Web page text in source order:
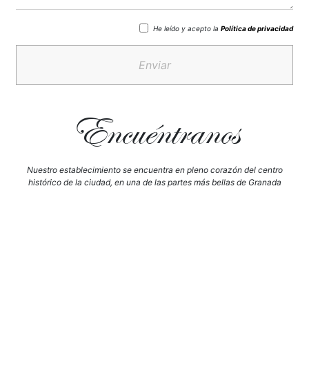
He leído y acepto la Política de privacidad
Enviar
Encuéntranos
Nuestro establecimiento se encuentra en pleno corazón del centro
histórico de la ciudad, en una de las partes más bellas de Granada